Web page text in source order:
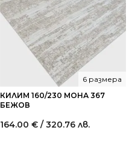
КИЛИМ 160/230 МОНА 367
БЕЖОВ
6 размера
164.00 € / 320.76 лв.